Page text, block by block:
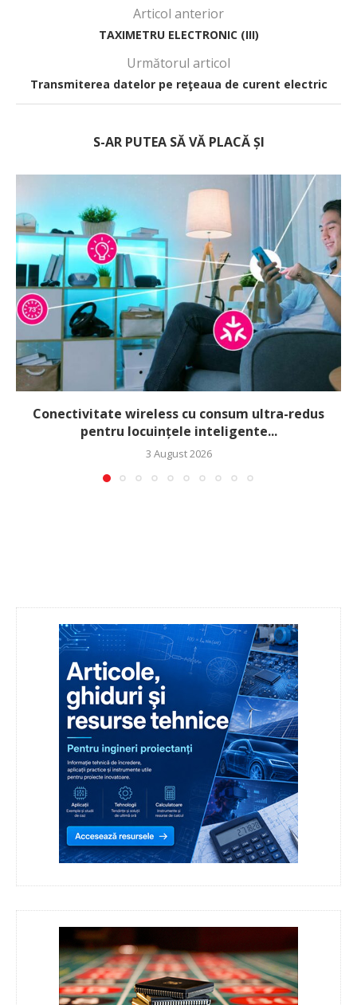
Articol anterior
TAXIMETRU ELECTRONIC (III)
Următorul articol
Transmiterea datelor pe reţeaua de curent electric
S-AR PUTEA SĂ VĂ PLACĂ ȘI
Conectivitate wireless cu consum ultra-redus
pentru locuințele inteligente...
3 August 2026